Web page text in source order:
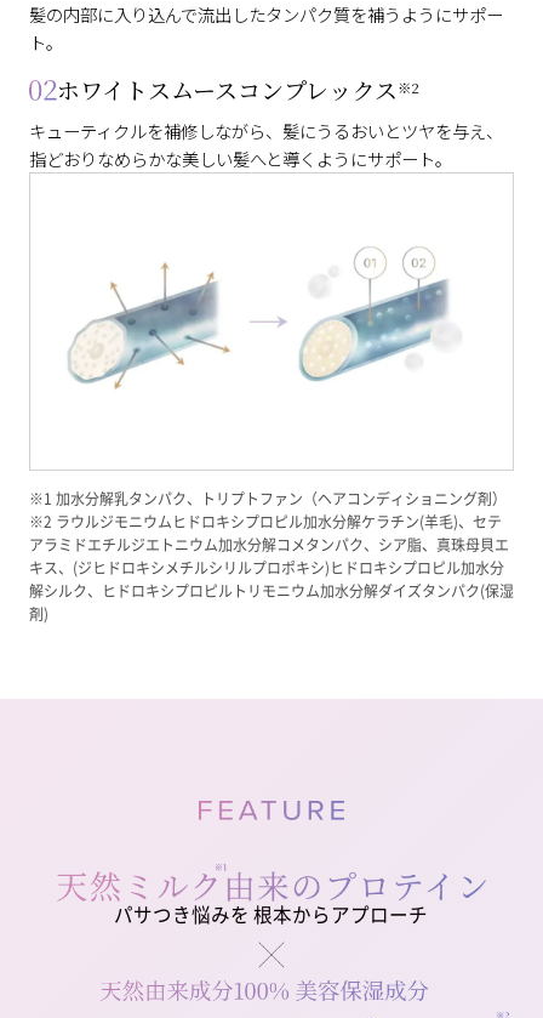
髪の内部に入り込んで流出したタンパク質を補う ようにサポー
ト。
ホワイトスムースコンプレックス※2
キューティクルを補修しながら、髪にうるおいとツヤを与え、
指どおりなめらかな美しい髪へと導くようにサポート。
※1 加水分解乳タンパク、トリプトファン（ヘアコンディショニング剤）
※2 ラウルジモニウムヒドロキシプロピル加水分解ケラチン(羊毛)、セテ
アラミドエチルジエトニウム加水分解コメタンパク、シア脂、真珠母貝エ
キス、(ジヒドロキシメチルシリルプロポキシ)ヒドロキシプロピル加水分
解シルク、ヒドロキシプロピルトリモニウム加水分解ダイズタンパク(保湿
剤)
パサつき悩みを根本からアプローチ